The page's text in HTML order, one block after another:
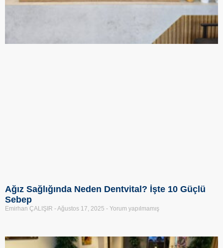
Ağız Sağlığında Neden Dentvital? İşte 10 Güçlü
Sebep
Emirhan ÇALIŞIR Ağustos 17, 2025 Yorum yapılmamış